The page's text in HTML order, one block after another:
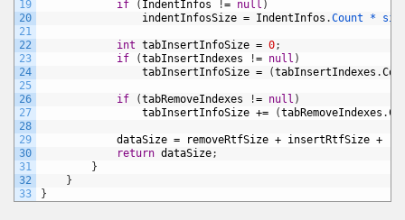
19
20
21
22
23
24
25
26
27
28
29
30
31
32
33
if ( IndentInfos != null )
indentInfosSize = IndentInfos .Count *
int tabInsertInfoSize = 0;
if
(tabInsertIndexes != null )
tabInsertInfoSize = (tabInsertIndexes .
if (tabRemoveIndexes != null )
tabInsertInfoSize += (tabRemoveIndexes .
dataSize = removeRtfSize + insertRtfSize +
return dataSize;
}
}
}